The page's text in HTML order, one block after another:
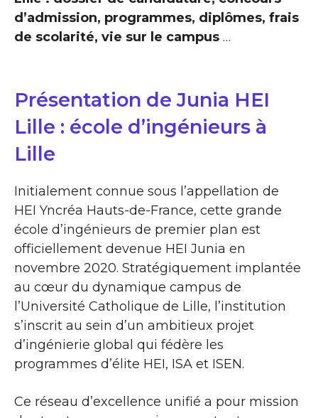
d’admission, programmes, diplômes, frais
de scolarité, vie sur le campus …
Présentation de Junia HEI
Lille : école d’ingénieurs à
Lille
Initialement connue sous l’appellation de
HEI Yncréa Hauts-de-France, cette grande
école d’ingénieurs de premier plan est
officiellement devenue HEI Junia en
novembre 2020. Stratégiquement implantée
au cœur du dynamique campus de
l’Université Catholique de Lille, l’institution
s’inscrit au sein d’un ambitieux projet
d’ingénierie global qui fédère les
programmes d’élite HEI, ISA et ISEN.
Ce réseau d’excellence unifié a pour mission